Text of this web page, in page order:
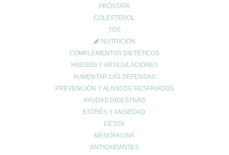
PRÓSTATA
COLESTEROL
TOS
NUTRICIÓN
COMPLEMENTOS DIETÉTICOS
HUESOS Y ARTICULACIONES
AUMENTAR LAS DEFENSAS
PREVENCIÓN Y ALIVIO DE RESFRIADOS
AYUDAS DIGESTIVAS
ESTRÉS Y ANSIEDAD
DÉTOX
MENOPAUSIA
ANTIOXIDANTES
UBICACIÓN
Calle Daoiz 9, Puerto de Sagunto - Valencia